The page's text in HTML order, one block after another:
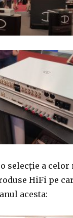
selecție a celor
HiFi pe
acesta: